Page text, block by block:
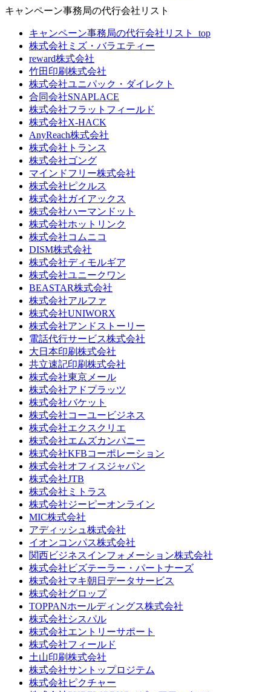
キャンペーン事務局の代行会社リスト
キャンペーン事務局の代行会社リスト_top
株式会社ミズ・バラエティー
reward株式会社
竹田印刷株式会社
株式会社ユニパック・ダイレクト
合同会社SNAPLACE
株式会社フラットフィールド
株式会社X-HACK
AnyReach株式会社
株式会社トランス
株式会社ゴング
マインドフリー株式会社
株式会社ピクルス
株式会社ガイアックス
株式会社ハーマンドット
株式会社ホットリンク
株式会社コムニコ
DISM株式会社
株式会社ディモルギア
株式会社ユニークワン
BEASTAR株式会社
株式会社アルファ
株式会社UNIWORX
株式会社アンドストーリー
電話代行サービス株式会社
大日本印刷株式会社
共立速記印刷株式会社
株式会社東京メール
株式会社アドプラッツ
株式会社バケット
株式会社コーユービジネス
株式会社エクスクリエ
株式会社エムズカンパニー
株式会社KFBコーポレーション
株式会社オフィスジャパン
株式会社JTB
株式会社ミトラス
株式会社ジーピーオンライン
MIC株式会社
アディッシュ株式会社
イオンコンパス株式会社
関西ビジネスインフォメーション株式会社
株式会社ビズテーラー・パートナーズ
株式会社マキ朝日データサービス
株式会社グロップ
TOPPANホールディングス株式会社
株式会社シスパル
株式会社エントリーサポート
株式会社フィールド
土山印刷株式会社
株式会社サントップロジテム
株式会社ピクチャー